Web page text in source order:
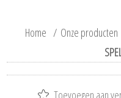
Home / Onze producten